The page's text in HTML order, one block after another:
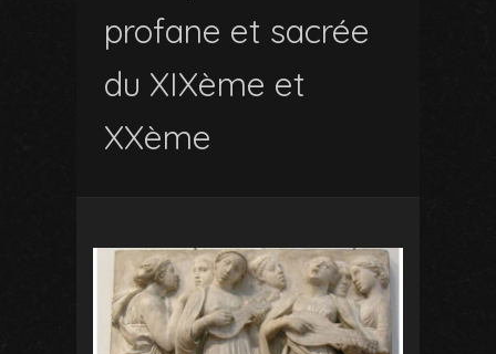
profane et sacrée
du XIXème et
XXème